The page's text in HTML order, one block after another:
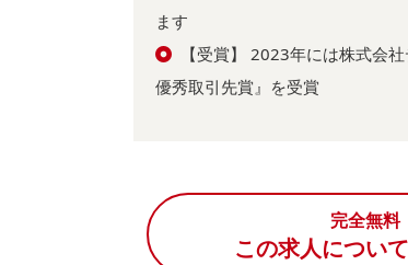
ます
【受賞】 2023年には株式会
優秀取引先賞』を受賞
完全無料
この求人につい